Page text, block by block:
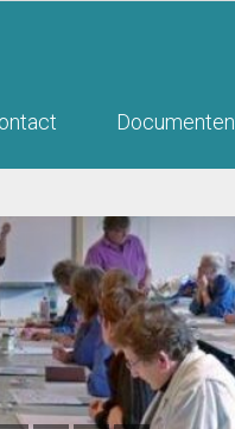
Documenten